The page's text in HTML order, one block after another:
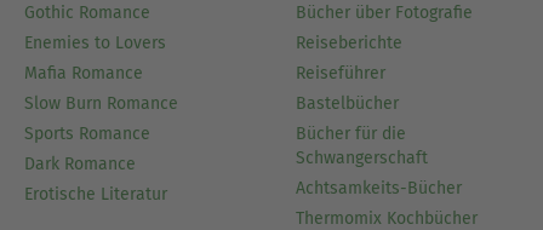
Gothic Romance
Enemies to Lovers
Mafia Romance
Slow Burn Romance
Sports Romance
Dark Romance
Erotische Literatur
Bücher über Fotografie
Reiseberichte
Reiseführer
Bastelbücher
Bücher für die
Schwangerschaft
Achtsamkeits-Bücher
Thermomix Kochbücher